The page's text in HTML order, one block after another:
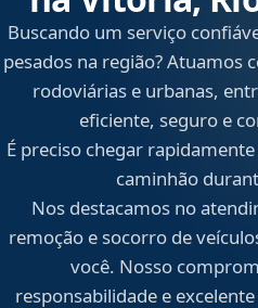
Buscando um serviço
pesados na região? Atuamos
rodoviárias e urbanas,
eficiente, seguro e
É preciso chegar
caminhão
Nos destacamos no
remoção e socorro de
você. Nosso
responsabilidade e